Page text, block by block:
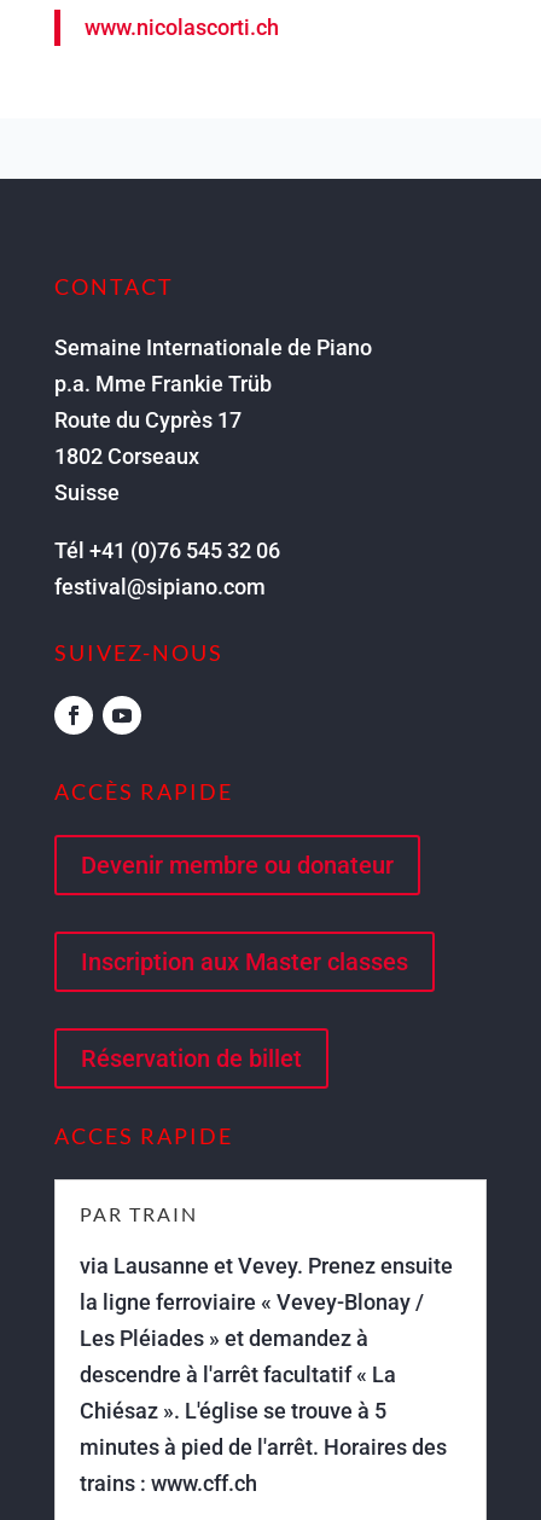
www.nicolascorti.ch
CONTACT
Semaine Internationale de Piano
p.a. Mme Frankie Trüb
Route du Cyprès 17
1802 Corseaux
Suisse
Tél +41 (0)76 545 32 06
festival@sipiano.com
SUIVEZ-NOUS
ACCÈS RAPIDE
Devenir membre ou donateur
Inscription aux Master classes
Réservation de billet
ACCES RAPIDE
PAR TRAIN
via Lausanne et Vevey. Prenez ensuite
la ligne ferroviaire « Vevey-Blonay /
Les Pléiades » et demandez à
descendre à l'arrêt facultatif « La
Chiésaz ». L'église se trouve à 5
minutes à pied de l'arrêt. Horaires des
trains : www.cff.ch